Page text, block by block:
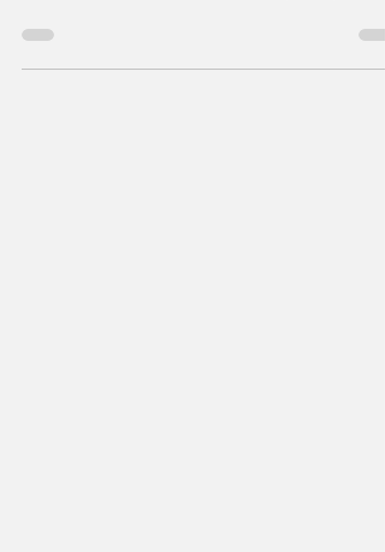
tomou conhecimento das situações que